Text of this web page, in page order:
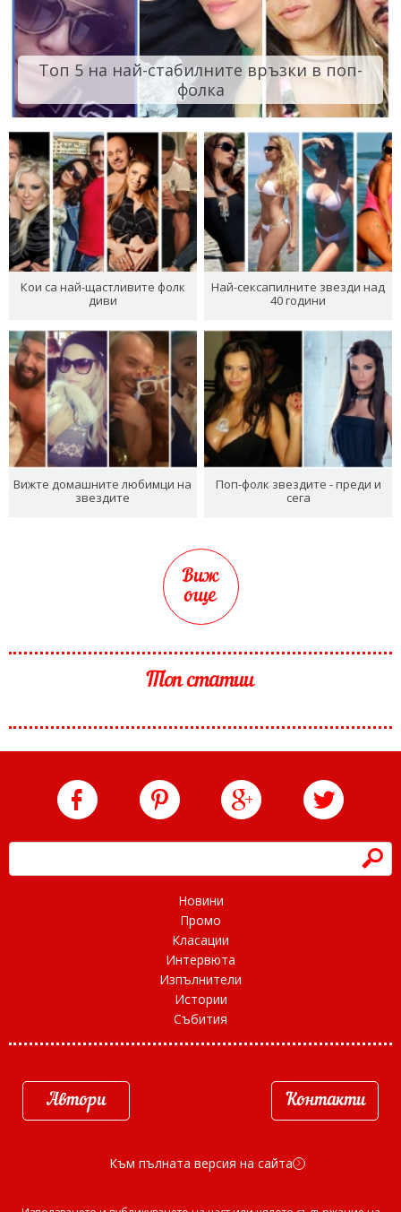
Топ 5 на най-стабилните връзки в поп-
фолка
Кои са най-щастливите фолк
диви
Най-сексапилните звезди над
40 години
Вижте домашните любимци на
звездите
Поп-фолк звездите - преди и
сега
Виж
още
Топ статии
h
Новини
Промо
Класации
Интервюта
Изпълнители
Истории
Събития
Автори Контакти
Към пълната версия на сайта d